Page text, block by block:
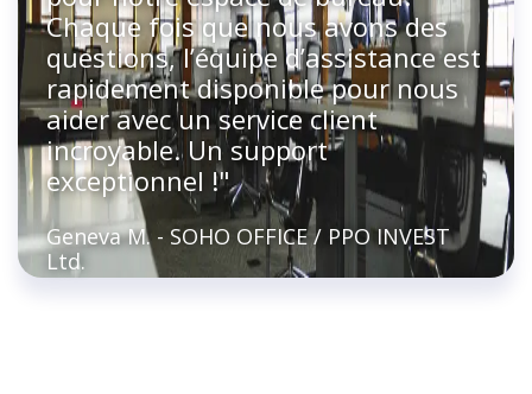
Chaque fois que nous avons des
questions, l’équipe d’assistance est
rapidement disponible pour nous
aider avec un service client
incroyable. Un support
exceptionnel !"
Geneva M. - SOHO OFFICE / PPO INVEST
Ltd.